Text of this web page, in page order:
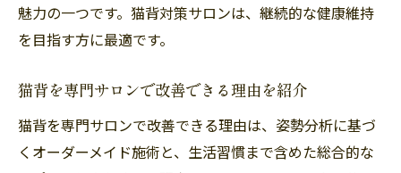
魅力の一つです。猫背対策サロンは、継続的な健康維持
を目指す方に最適です。
猫背を専門サロンで改善できる理由を紹介
猫背を専門サロンで改善できる理由は、姿勢分析に基づ
くオーダーメイド施術と、生活習慣まで含めた総合的な